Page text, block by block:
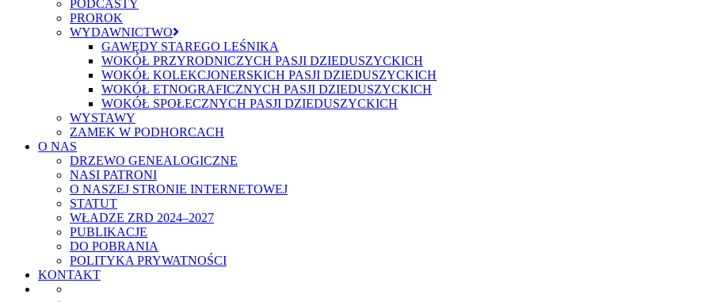
PODCASTY
PROROK
WYDAWNICTWO
GAWĘDY STAREGO LEŚNIKA
WOKÓŁ PRZYRODNICZYCH PASJI DZIEDUSZYCKICH
WOKÓŁ KOLEKCJONERSKICH PASJI DZIEDUSZYCKICH
WOKÓŁ ETNOGRAFICZNYCH PASJI DZIEDUSZYCKICH
WOKÓŁ SPOŁECZNYCH PASJI DZIEDUSZYCKICH
WYSTAWY
ZAMEK W PODHORCACH
O NAS
DRZEWO GENEALOGICZNE
NASI PATRONI
O NASZEJ STRONIE INTERNETOWEJ
STATUT
WŁADZE ZRD 2024–2027
PUBLIKACJE
DO POBRANIA
POLITYKA PRYWATNOŚCI
KONTAKT